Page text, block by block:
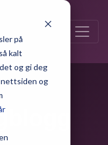
på
kalt
og gi deg
nettsiden og